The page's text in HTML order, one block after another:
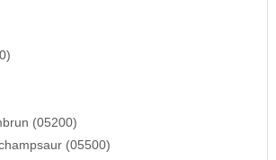
(05200)
(05500)